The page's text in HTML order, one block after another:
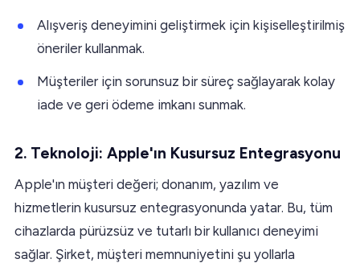
Alışveriş deneyimini geliştirmek için kişiselleştirilmiş
öneriler kullanmak.
Müşteriler için sorunsuz bir süreç sağlayarak kolay
iade ve geri ödeme imkanı sunmak.
2. Teknoloji: Apple'ın Kusursuz Entegrasyonu
Apple'ın müşteri değeri; donanım, yazılım ve
hizmetlerin kusursuz entegrasyonunda yatar. Bu, tüm
cihazlarda pürüzsüz ve tutarlı bir kullanıcı deneyimi
sağlar. Şirket, müşteri memnuniyetini şu yollarla